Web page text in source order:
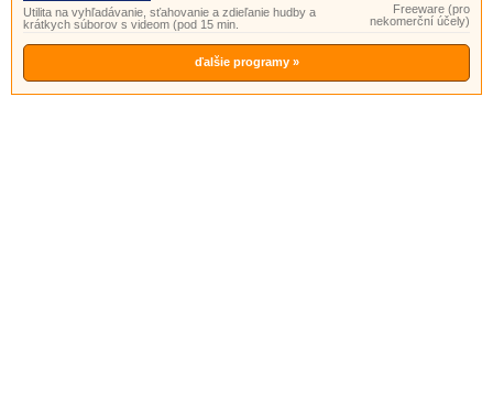
Utilita na vyhľadávanie, sťahovanie a zdieľanie hudby a
krátkych súborov s videom (pod 15 min.
Freeware (pro
nekomerční účely)
ďalšie programy »